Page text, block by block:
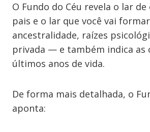
O Fundo do Céu revela o lar
pais e o lar que você vai
ancestralidade, raízes
privada — e também indica as
últimos anos de vida.
De forma mais detalhada, o
aponta: